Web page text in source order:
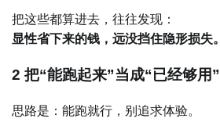
把这些都算进去，往往发现：
显性省下来的钱，远没挡住隐形损失。
2 把“能跑起来”当成“已经够用”
思路是：能跑就行，别追求体验。